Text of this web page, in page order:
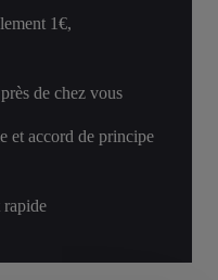
1€,
de chez vous
et accord de principe
rapide